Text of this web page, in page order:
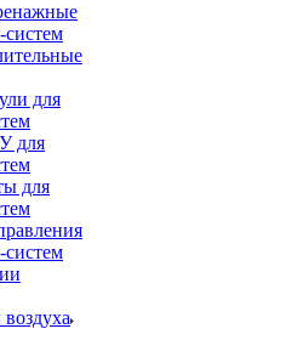
систем
для
для
для
систем